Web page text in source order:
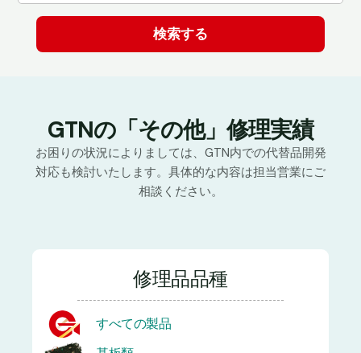
GTNの「その他」修理実績
お困りの状況によりましては、GTN内での代替品開発
対応も検討いたします。具体的な内容は担当営業にご
相談ください。
修理品品種
すべての製品